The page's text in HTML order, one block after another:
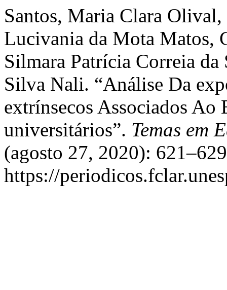
Santos, Maria Clara
Lucivania da Mota Matos,
Silmara Patrícia Correia
Silva Nali. “Análise Da
extrínsecos Associados Ao
universitários”. Temas em
(agosto 27, 2020):
https://